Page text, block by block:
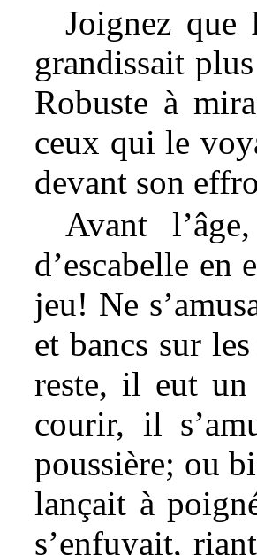
Joignez que
grandissait
Robuste à
ceux qui le
devant son
Avant
d’escabelle en
jeu! Ne
et bancs sur
reste, il eut
courir, il
poussière; ou
lançait à
s’enfuyait,